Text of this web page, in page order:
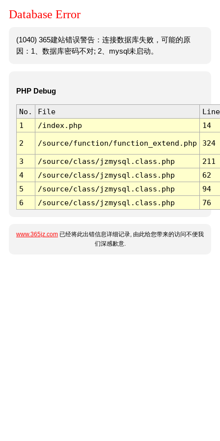
Database Error
(1040) 365建站错误警告：连接数据库失败，可能的原
因：1、数据库密码不对; 2、mysql未启动。
PHP Debug
No. File
Line
1
/index.php 14
2 /source/function/function_extend.php 324
3 /source/class/jzmysql.class.php
211
4
/source/class/jzmysql.class.php
62
5
/source/class/jzmysql.class.php
94
6
/source/class/jzmysql.class.php 76
www.365jz.com 已经将此出错信息详细记录, 由此给您带来的访问不便我
们深感歉意.